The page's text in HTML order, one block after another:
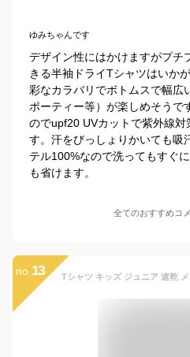
ゆみちゃんです
デザイン性にはかけますがプチ
きる半袖ドライTシャツはいか
彩なカラバリでボトムスで幅広
ポーティー等）が楽しめそうで
のでupf20 UVカットで紫外線
す。汗をびっしょりかいても吸
テル100%なので洗ってもすぐ
も省けます。
全てのおすすめコ
no. 13